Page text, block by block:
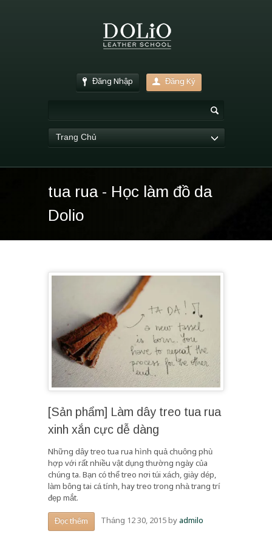
Đăng Nhập Đăng Ký
Trang Chủ
tua rua - Học làm đồ da
Dolio
[Sản phẩm] Làm dây treo tua rua
xinh xắn cực dễ dàng
Những dây treo tua rua hình quả chuông phù
hợp với rất nhiều vật dụng thường ngày của
chúng ta. Bạn có thể treo nơi túi xách, giày dép,
làm bông tai cá tính, hay treo trong nhà trang trí
đẹp mắt.
Đọc thêm Tháng 12 30, 2015byadmilo